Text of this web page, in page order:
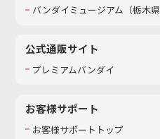
バンダイミュージアム（栃木県
公式通販サイト
プレミアムバンダイ
お客様サポート
お客様サポートトップ